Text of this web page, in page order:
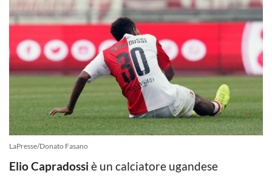
LaPresse/Donato Fasano
Elio Capradossi è un calciatore ugandese